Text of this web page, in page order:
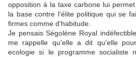
opposition à la taxe carbone lui
la base contre l'élite politique qui se
firmes comme d'habitude.
Je pensais Ségolène Royal
me rappelle qu'elle a dit qu'elle
ecologie si le programme socialiste